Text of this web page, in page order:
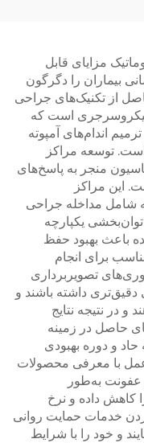
مزایای قابل
بیماران را دگرگون
از تکنیک‌های جراحی
میکروسرجری است که
اندام‌های آمپوته
توسعه مراکز
منجر به پاسخ‌های
این مراکز
شامل مداخله جراحی
یکپارچه
باعث بهبود حفظ
برای انجام
تصویربرداری
دقیق‌تری داشته باشند و
و در نتیجه نتایج
حاصل در زمینه
حاد و دوره بهبودی
با معرفی محصولات
به‌طور
داده و نرخ
خدمات حمایت روانی
و خود را با شرایط